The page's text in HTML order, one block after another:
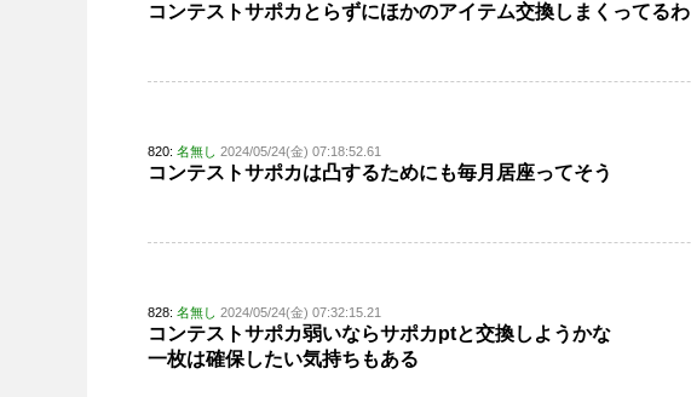
コンテストサポカとらずにほかのアイテム交換しまくってるわ
820: 名無し 2024/05/24(金) 07:18:52.61
コンテストサポカは凸するためにも毎月居座ってそう
828: 名無し 2024/05/24(金) 07:32:15.21
コンテストサポカ弱いならサポカptと交換しようかな
一枚は確保したい気持ちもある